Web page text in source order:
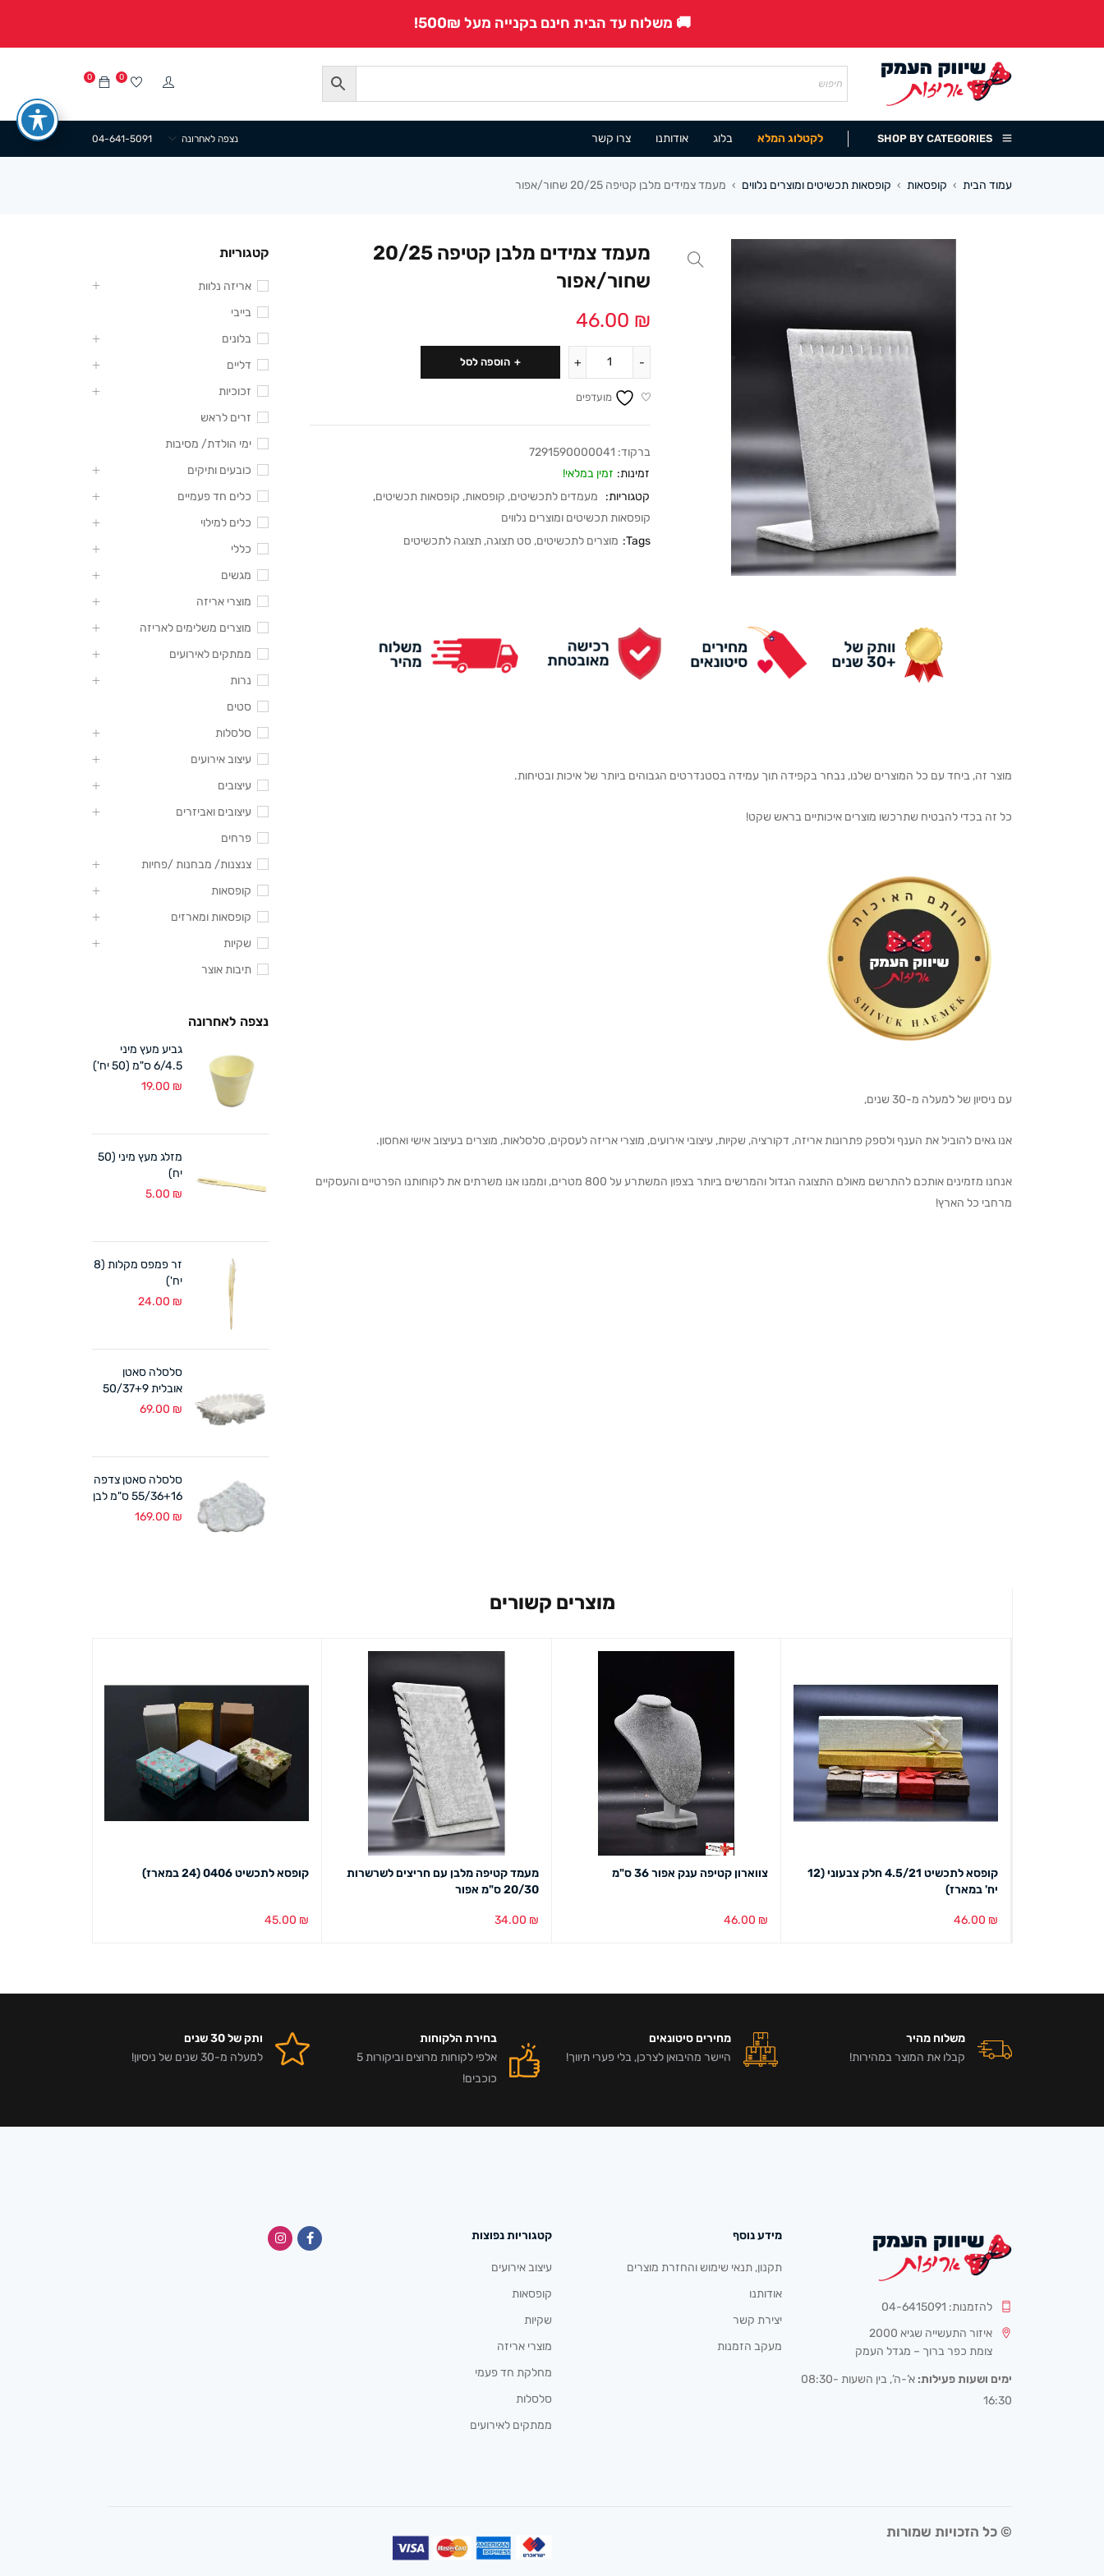
🚚 משלוח עד הבית חינם בקנייה מעל 500₪!
0 0
SHOP BY CATEGORIES לקטלוג המלא בלוג אודותנו צרו קשר 04-641-5091 נצפה לאחרונה
עמוד הבית › קופסאות › קופסאות תכשיטים ומוצרים נלווים › מעמד צמידים מלבן קטיפה 20/25 שחור/אפור
מעמד צמידים מלבן קטיפה 20/25
שחור/אפור
46.00 ₪
הוספה לסל
מועדפים
ברקוד: 7291590000041
זמינות: זמין במלאי!
קטגוריות:
מעמדים לתכשיטים, קופסאות, קופסאות תכשיטים,
קופסאות תכשיטים ומוצרים נלווים
Tags: מוצרים לתכשיטים, סט תצוגה, תצוגה לתכשיטים
מוצר זה, ביחד עם כל המוצרים שלנו, נבחר בקפידה תוך עמידה בסטנדרטים הגבוהים ביותר של איכות ובטיחות.
כל זה בכדי להבטיח שתרכשו מוצרים איכותיים בראש שקט!
עם ניסיון של למעלה מ-30 שנים,
אנו גאים להוביל את הענף ולספק פתרונות אריזה, דקורציה, שקיות, עיצובי אירועים, מוצרי אריזה לעסקים, סלסלאות, מוצרים בעיצוב אישי ואחסון.
אנחנו מזמינים אותכם להתרשם מאולם התצוגה הגדול והמרשים ביותר בצפון המשתרע על 800 מטרים, וממנו אנו משרתים את לקוחותנו הפרטיים והעסקיים
מרחבי כל הארץ!
קטגוריות
אריזה נלוות
בייבי
בלונים
דליים
זכוכיות
זרים לראש
ימי הולדת/ מסיבות
כובעים ותיקים
כלים חד פעמיים
כלים למילוי
כללי
מגשים
מוצרי אריזה
מוצרים משלימים לאריזה
ממתקים לאירועים
נרות
סטים
סלסלות
עיצוב אירועים
עיצובים
עיצובים ואביזרים
פרחים
צנצנות/ מבחנות /פחיות
קופסאות
קופסאות ומארזים
שקיות
תיבות אוצר
נצפה לאחרונה
גביע מעץ מיני
6/4.5 ס"מ (50 יח')
19.00 ₪
מזלג מעץ מיני (50
יח)
5.00 ₪
זר פמפס מקלות (8
יח')
24.00 ₪
סלסלה סאטן
אובלית 50/37+9
ס"מ לבן
69.00 ₪
סלסלה סאטן צדפה
55/36+16 ס"מ לבן
169.00 ₪
מוצרים קשורים
קופסא לתכשיט 4.5/21 חלק צבעוני (12
יח' במארז)
46.00 ₪
צווארון קטיפה ענק אפור 36 ס"מ
46.00 ₪
מעמד קטיפה מלבן עם חריצים לשרשרות
20/30 ס"מ אפור
34.00 ₪
קופסא לתכשיט 0406 (24 במארז)
45.00 ₪
משלוח מהיר
קבלו את המוצר במהירות!
מחירים סיטונאים
היישר מהיבואן לצרכן, בלי פערי תיווך!
בחירת הלקוחות
אלפי לקוחות מרוצים וביקורות 5
כוכבים!
ותק של 30 שנים
למעלה מ-30 שנים של ניסיון!
להזמנות: 04-6415091
איזור התעשייה שגיא 2000
צומת כפר ברוך – מגדל העמק
ימים ושעות פעילות:
א’-ה’, בין השעות 08:30-
16:30
מידע נוסף
תקנון, תנאי שימוש והחזרת מוצרים
אודותנו
יצירת קשר
מעקב הזמנות
קטגוריות נפוצות
עיצוב אירועים
קופסאות
שקיות
מוצרי אריזה
מחלקת חד פעמי
סלסלות
ממתקים לאירועים
© כל הזכויות שמורות